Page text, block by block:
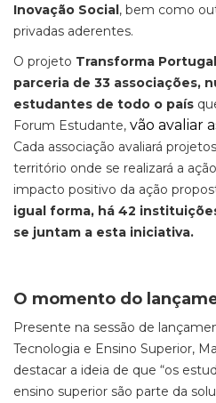
Inovação Social, bem como
privadas aderentes.
O projeto Transforma
parceria de 33 associações,
estudantes de todo o país
Forum Estudante, vão avaliar
Cada associação avaliará
território onde se realizará a
impacto positivo da ação
igual forma, há 42
se juntam a esta iniciativa.
O momento do
Presente na sessão de
Tecnologia e Ensino Superior,
destacar a ideia de que “os
ensino superior são parte da